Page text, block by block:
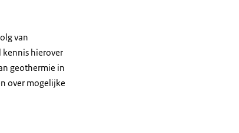
van
kennis hierover
geothermie in
over mogelijke